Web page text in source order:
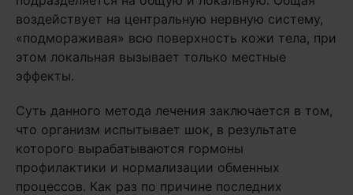
воздействует на центральную нервную систему,
«подмораживая» всю поверхность кожи тела, при
этом локальная вызывает только местные
эффекты.
Суть данного метода лечения заключается в том,
что организм испытывает шок, в результате
которого вырабатываются гормоны
профилактики и нормализации обменных
процессов. Как раз по причине последних